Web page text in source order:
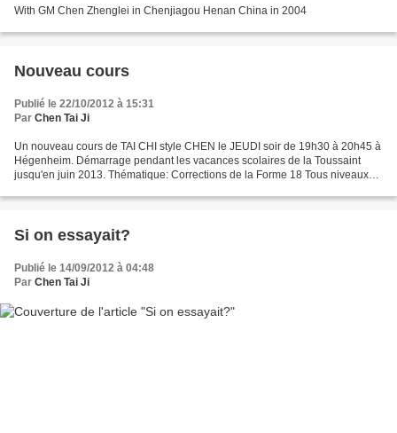
With GM Chen Zhenglei in Chenjiagou Henan China in 2004
Nouveau cours
Publié le 22/10/2012 à 15:31
Par Chen Tai Ji
Un nouveau cours de TAI CHI style CHEN le JEUDI soir de 19h30 à 20h45 à
Hégenheim. Démarrage pendant les vacances scolaires de la Toussaint
jusqu'en juin 2013. Thématique: Corrections de la Forme 18 Tous niveaux
Si on essayait?
Publié le 14/09/2012 à 04:48
Par Chen Tai Ji